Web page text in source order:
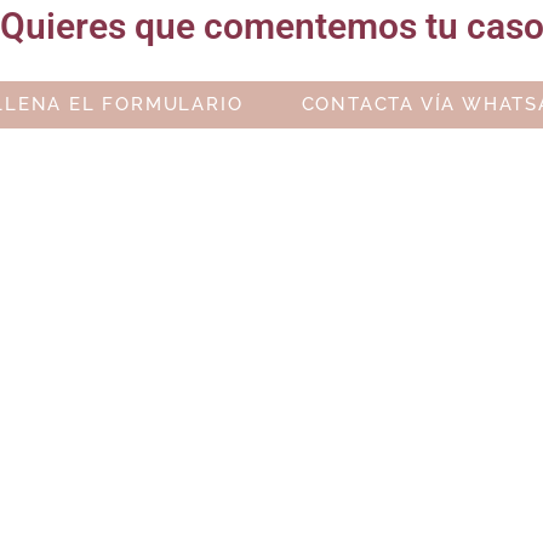
que comentemos tu
EL FORMULARIO CONTACTA VÍA